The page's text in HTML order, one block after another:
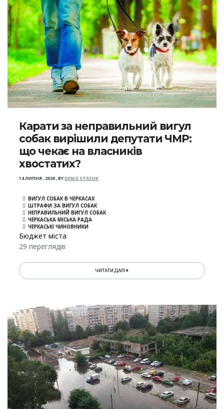
Карати за неправильний вигул
собак вирішили депутати ЧМР:
що чекає на власників
хвостатих?
14 ЛИПНЯ , 2020,BYDENIS STASUK
ВИГУЛ СОБАК В ЧЕРКАСАХ
ШТРАФИ ЗА ВИГУЛ СОБАК
НЕПРАВИЛЬНИЙ ВИГУЛ СОБАК
ЧЕРКАСЬКА МІСЬКА РАДА
ЧЕРКАСЬКІ ЧИНОВНИКИ
Бюджет міста
29 переглядів
ЧИТАТИ ДАЛІ